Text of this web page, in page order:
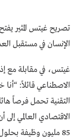
تصريح غيتس المثير
الإنسان في مستقبل
غيتس، في مقابلة مع
الاصطناعي قائلاً:
التقنية تحمل فرصاً
الاقتصادي العالمي